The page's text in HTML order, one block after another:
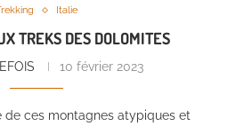
Italie
TREKS DES DOLOMITES
10 février 2023
de ces montagnes atypiques et